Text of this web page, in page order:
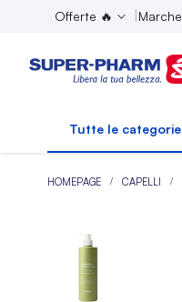
Offerte 🔥 Marche
Tutte le categorie
HOMEPAGE CAPELLI